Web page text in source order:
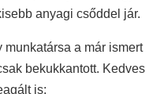
anyagi csőddel jár.
a már ismert
bekukkantott. Kedves
is: